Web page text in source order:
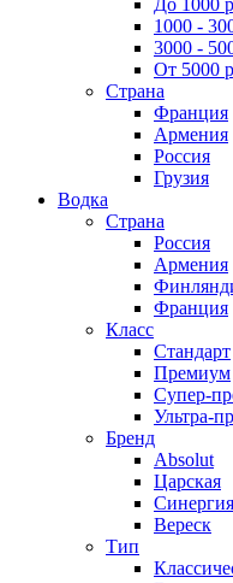
1000 -
3000 -
От 5000
Страна
Франция
Армения
Россия
Грузия
Водка
Страна
Россия
Армения
Франция
Класс
Стандарт
Премиум
Супер-
Ультра-
Бренд
Absolut
Царская
Синергия
Вереск
Тип